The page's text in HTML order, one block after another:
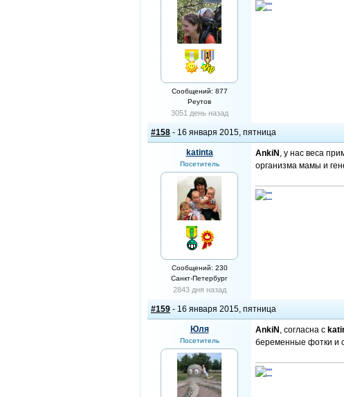
Сообщений: 877
Реутов
3051 день назад
#158 - 16 января 2015, пятница
katinta
Посетитель
Сообщений: 230
Санкт-Петербург
2843 дня назад
AnkiN , у нас веса
организма мамы и
#159 - 16 января 2015, пятница
Юля
Посетитель
AnkiN , согласна с
беременные фотки и